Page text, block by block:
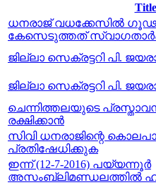
Title
ധനരാജ് വധക്കേസിൽ
കേസെടുത്തത്
ജില്ലാ സെക്രട്ടറി പി.
ജില്ലാ സെക്രട്ടറി പി.
ചെന്നിത്തലയുടെ
രക്ഷിക്കാൻ
സിവി ധനരാജിന്റെ
പ്രതിഷേധിക്കുക
ഇന്ന് (12-7-2016) പയ്യന്നൂർ
അസംബ്ലിമണ്ഡലത്തിൽ